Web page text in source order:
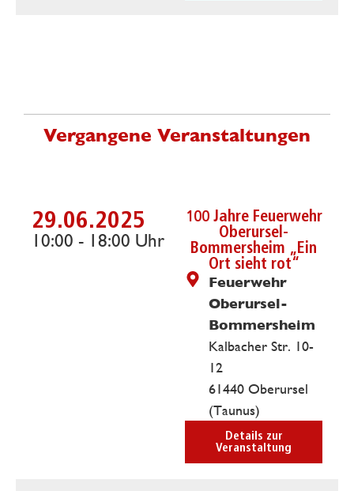
Vergangene Veranstaltungen
29.06.2025
10:00 - 18:00 Uhr
100 Jahre Feuerwehr
Oberursel-
Bommersheim „Ein
Ort sieht rot“
Feuerwehr
Oberursel-
Bommersheim
Kalbacher Str. 10-
12
61440 Oberursel
(Taunus)
Details zur
Veranstaltung